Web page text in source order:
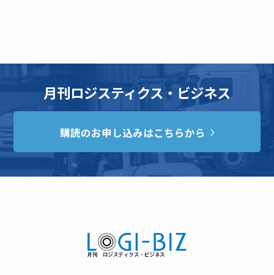
月刊ロジスティクス・ビジネス
購読のお申し込みはこちらから